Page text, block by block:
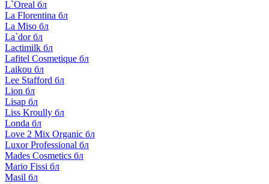
L`Oreal бл
La Florentina бл
La Miso бл
La`dor бл
Lactimilk бл
Lafitel Cosmetique бл
Laikou бл
Lee Stafford бл
Lion бл
Lisap бл
Liss Kroully бл
Londa бл
Love 2 Mix Organic бл
Luxor Professional бл
Mades Cosmetics бл
Mario Fissi бл
Masil бл